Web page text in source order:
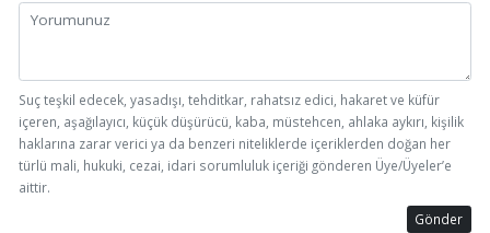
Suç teşkil edecek, yasadışı, tehditkar, rahatsız edici, hakaret ve küfür
içeren, aşağılayıcı, küçük düşürücü, kaba, müstehcen, ahlaka aykırı, kişilik
haklarına zarar verici ya da benzeri niteliklerde içeriklerden doğan her
türlü mali, hukuki, cezai, idari sorumluluk içeriği gönderen Üye/Üyeler’e
aittir.
Gönder